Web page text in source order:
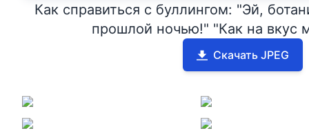
Как справиться с буллингом: "Эй,
прошлой ночью!" "Как на вкус
Скачать JPEG